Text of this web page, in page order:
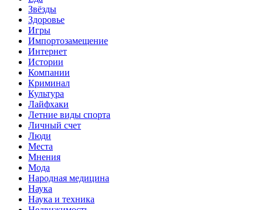
Звёзды
Здоровье
Игры
Импортозамещение
Интернет
Истории
Компании
Криминал
Культура
Лайфхаки
Летние виды спорта
Личный счет
Люди
Места
Мнения
Мода
Народная медицина
Наука
Наука и техника